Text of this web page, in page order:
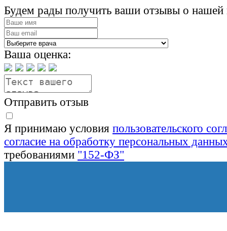
Будем рады получить ваши отзывы о нашей
Ваша оценка:
Отправить отзыв
Я принимаю условия пользовательского
согласие на обработку персональных
требованиями "152-ФЗ"